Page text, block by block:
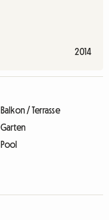
2014
Balkon / Terrasse
Garten
Pool